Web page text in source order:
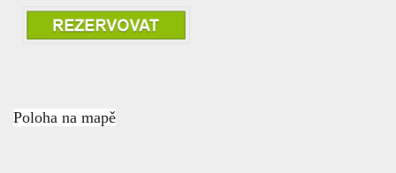
Poloha na mapě